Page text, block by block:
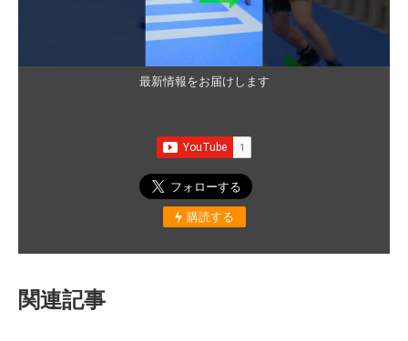
最新情報をお届けします
購読する
関連記事